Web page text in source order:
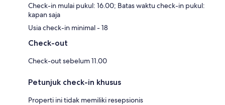
Check-in mulai pukul: 16.00; Batas waktu check-in pukul:
kapan saja
Usia check-in minimal - 18
Check-out
Check-out sebelum 11.00
Petunjuk check-in khusus
Properti ini tidak memiliki resepsionis